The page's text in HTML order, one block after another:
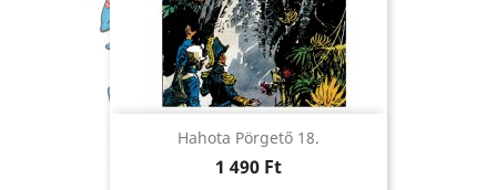
Hahota Pörgető 18.
Ár
1 490 Ft